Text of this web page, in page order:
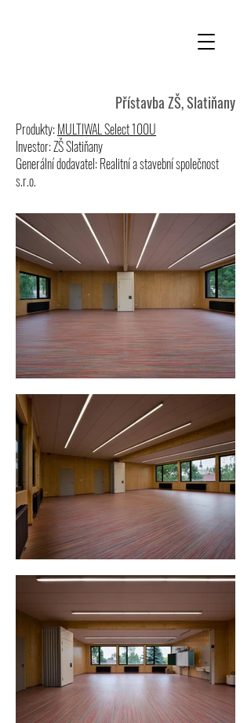
Přístavba ZŠ, Slatiňany
Produkty:MULTIWAL Select 100U
Investor: ZŠ Slatiňany
Generální dodavatel: Realitní a stavební společnost
s.r.o.